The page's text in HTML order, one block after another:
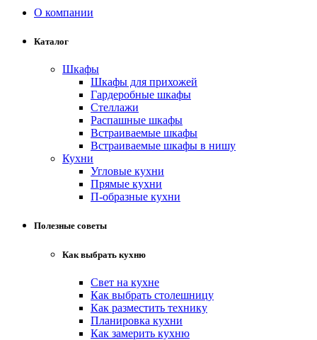
О компании
Каталог
Шкафы
Шкафы для прихожей
Гардеробные шкафы
Стеллажи
Распашные шкафы
Встраиваемые шкафы
Встраиваемые шкафы в нишу
Кухни
Угловые кухни
Прямые кухни
П-образные кухни
Полезные советы
Как выбрать кухню
Свет на кухне
Как выбрать столешницу
Как разместить технику
Планировка кухни
Как замерить кухню